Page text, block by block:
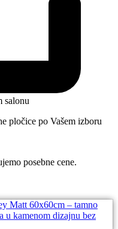
salonu
pločice po Vašem izboru
posebne cene.